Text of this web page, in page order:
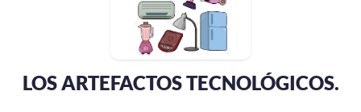
LOS ARTEFACTOS TECNOLÓGICOS.